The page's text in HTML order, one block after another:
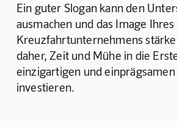
Ein guter Slogan kann den
ausmachen und das Image Ihres
Kreuzfahrtunternehmens
daher, Zeit und Mühe in die
einzigartigen und einprägsamen
investieren.